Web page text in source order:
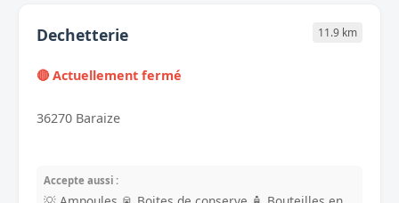
Dechetterie 11.9 km
🔴 Actuellement fermé
36270 Baraize
Accepte aussi :